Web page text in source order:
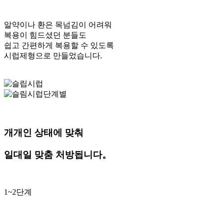
알약이나 환은 목넘김이 어려워
복용이 힘드셨던 분들도
쉽고 간편하게 복용할 수 있도록
시럽제형으로 만들었습니다.
개개인 상태에 맞춰
일대일 맞춤 처방됩니다。
1~2단계